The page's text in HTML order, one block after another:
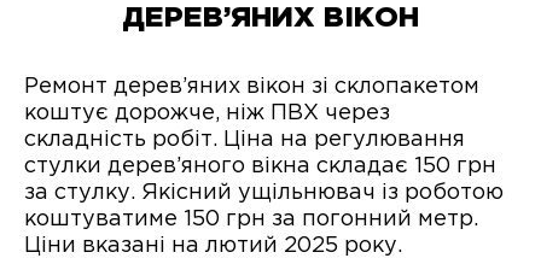
ДЕРЕВ’ЯНИХ ВІКОН
Ремонт дерев’яних вікон зі склопакетом
коштує дорожче, ніж ПВХ через
складність робіт. Ціна на регулювання
стулки дерев’яного вікна складає 150 грн
за стулку. Якісний ущільнювач із роботою
коштуватиме 150 грн за погонний метр.
Ціни вказані на лютий 2025 року.